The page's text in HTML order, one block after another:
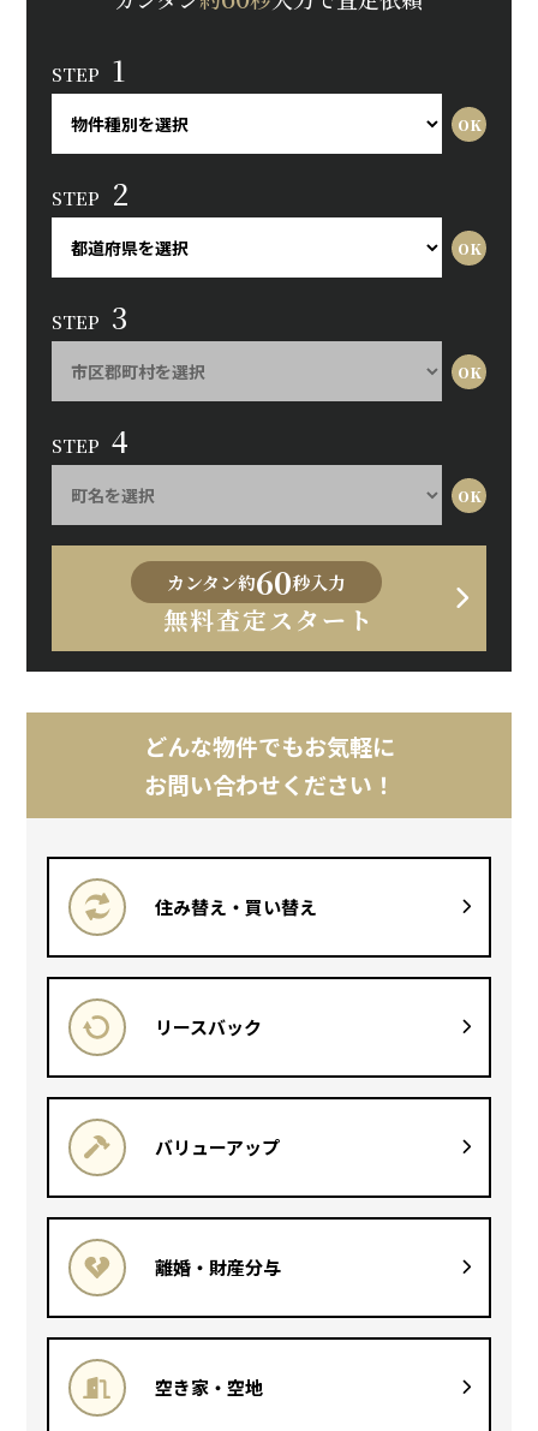
STEP 1
STEP 2
STEP 3
STEP 4
カンタン約60秒入力
無料査定スタート
どんな物件でもお気軽に
お問い合わせください！
住み替え・買い替え
リースバック
バリューアップ
離婚・財産分与
空き家・空地